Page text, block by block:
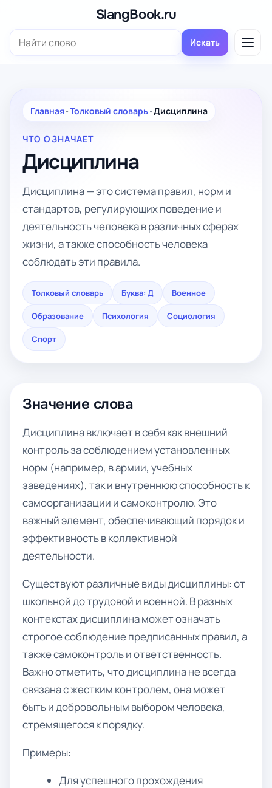
содержимому
SlangBook.ru
Поиск: Искать
Главная•Толковый словарь•Дисциплина
ЧТО ОЗНАЧАЕТ
Дисциплина
Дисциплина — это система правил, норм и
стандартов, регулирующих поведение и
деятельность человека в различных сферах
жизни, а также способность человека
соблюдать эти правила.
Толковый словарь Буква: Д Военное
Образование Психология Социология
Спорт
Значение слова
Дисциплина включает в себя как внешний
контроль за соблюдением установленных
норм (например, в армии, учебных
заведениях), так и внутреннюю способность к
самоорганизации и самоконтролю. Это
важный элемент, обеспечивающий порядок и
эффективность в коллективной
деятельности.
Существуют различные виды дисциплины: от
школьной до трудовой и военной. В разных
контекстах дисциплина может означать
строгое соблюдение предписанных правил, а
также самоконтроль и ответственность.
Важно отметить, что дисциплина не всегда
связана с жестким контролем, она может
быть и добровольным выбором человека,
стремящегося к порядку.
Примеры:
Для успешного прохождения